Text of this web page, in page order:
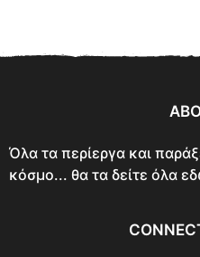
Όλα τα περίεργα και
κόσμο... θα τα δείτε όλα